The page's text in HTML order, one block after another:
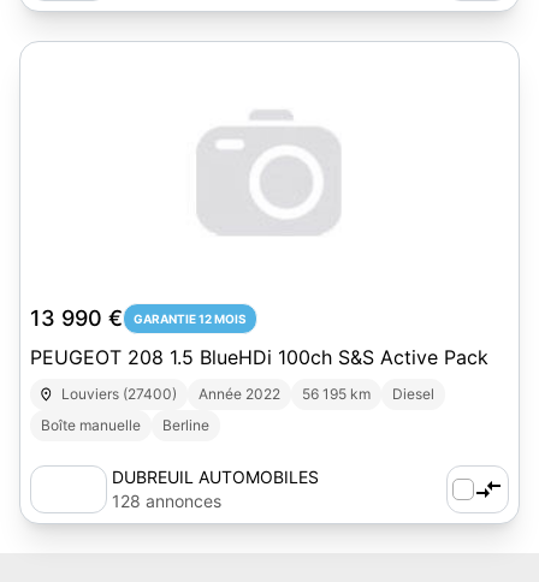
13 990 € GARANTIE 12 MOIS
PEUGEOT 208 1.5 BlueHDi 100ch S&S Active Pack
Louviers (27400) Année 2022 56 195 km
Diesel
Boîte manuelle
Berline
DUBREUIL AUTOMOBILES
128 annonces